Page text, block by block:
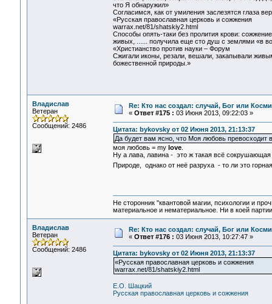
что Я обнаружил»
Согласимся, как от умиления заслезятся глаза
«Русская православная церковь и сожжения
warrax.net/81/shatskiy2.html‎
Способы опять-таки без пролития крови:
живых, ...... получила еще сто душ с землями «в
«Христианство против науки – Форум
Сжигали иконы, резали, вешали, закапывали
божественной природы.»
Владислав
Ветеран
Сообщений: 2486
Re: Кто нас создал: случай, Бог или
« Ответ #175 : 03 Июня 2013, 09:22:03 »
Цитата: bykovsky от 02 Июня 2013, 21:13:37
Да будет вам ясно, что Моя любовь превосходит
моя любовь = my love.
Ну а лава, лавина - это ж такая всё
Природе, однако от неё разруха - то ли это
Не сторонник "квантовой магии, психологии и
материальное и нематериальное. Ни в коей
Владислав
Ветеран
Сообщений: 2486
Re: Кто нас создал: случай, Бог или
« Ответ #176 : 03 Июня 2013, 10:27:47 »
Цитата: bykovsky от 02 Июня 2013, 21:13:37
«Русская православная церковь и сожжения
warrax.net/81/shatskiy2.html‎
Е.О. Шацкий
Русская православная церковь и сожжения